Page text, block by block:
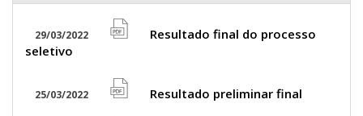
29/03/2022
pdf
icon
Resultado final do processo
seletivo
25/03/2022 Resultado preliminar final